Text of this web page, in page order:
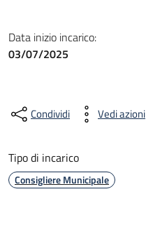
Data inizio incarico:
03/07/2025
Condividi Vedi azioni
Tipo di incarico
Consigliere Municipale